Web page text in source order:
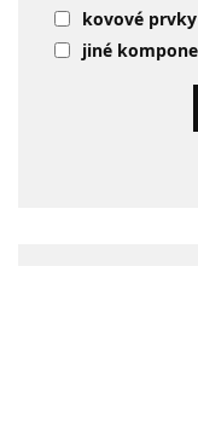
kovové prvky
jiné